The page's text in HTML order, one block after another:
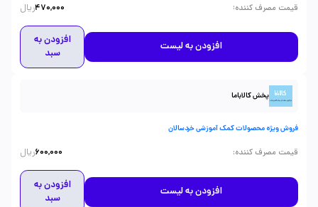
قیمت مصرف کننده:
470,000ریال
افزودن به لیست
افزودن به
سبد
پخش کالاباما
فروش ویژه محصولات کمک آموزشی خردسالان
قیمت مصرف کننده:
600,000ریال
افزودن به لیست
افزودن به
سبد